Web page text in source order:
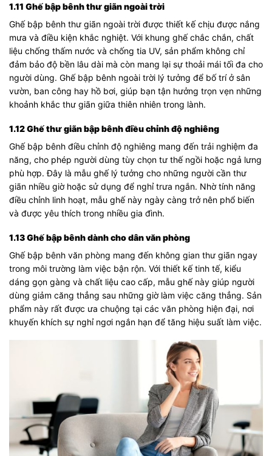
1.11 Ghế bập bênh thư giãn ngoài trời
Ghế bập bênh thư giãn ngoài trời được thiết kế chịu được nắng
mưa và điều kiện khắc nghiệt. Với khung ghế chắc chắn, chất
liệu chống thấm nước và chống tia UV, sản phẩm không chỉ
đảm bảo độ bền lâu dài mà còn mang lại sự thoải mái tối đa cho
người dùng. Ghế bập bênh ngoài trời lý tưởng để bố trí ở sân
vườn, ban công hay hồ bơi, giúp bạn tận hưởng trọn vẹn những
khoảnh khắc thư giãn giữa thiên nhiên trong lành.
1.12 Ghế thư giãn bập bênh điều chỉnh độ nghiêng
Ghế bập bênh điều chỉnh độ nghiêng mang đến trải nghiệm đa
năng, cho phép người dùng tùy chọn tư thế ngồi hoặc ngả lưng
phù hợp. Đây là mẫu ghế lý tưởng cho những người cần thư
giãn nhiều giờ hoặc sử dụng để nghỉ trưa ngắn. Nhờ tính năng
điều chỉnh linh hoạt, mẫu ghế này ngày càng trở nên phổ biến
và được yêu thích trong nhiều gia đình.
1.13 Ghế bập bênh dành cho dân văn phòng
Ghế bập bênh văn phòng mang đến không gian thư giãn ngay
trong môi trường làm việc bận rộn. Với thiết kế tinh tế, kiểu
dáng gọn gàng và chất liệu cao cấp, mẫu ghế này giúp người
dùng giảm căng thẳng sau những giờ làm việc căng thẳng. Sản
phẩm này rất được ưa chuộng tại các văn phòng hiện đại, nơi
khuyến khích sự nghỉ ngơi ngắn hạn để tăng hiệu suất làm việc.